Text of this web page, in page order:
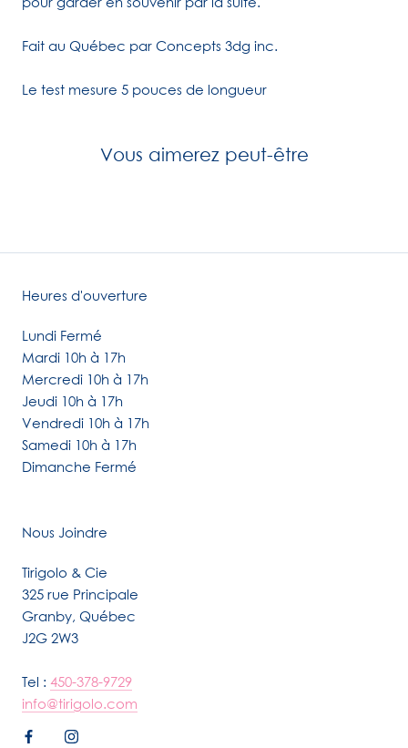
Fait au Québec par Concepts 3dg inc.
Le test mesure 5 pouces de longueur
Vous aimerez peut-être
Heures d'ouverture
Lundi Fermé
Mardi 10h à 17h
Mercredi 10h à 17h
Jeudi 10h à 17h
Vendredi 10h à 17h
Samedi 10h à 17h
Dimanche Fermé
Nous Joindre
Tirigolo & Cie
325 rue Principale
Granby, Québec
J2G 2W3
Tel : 450-378-9729
info@tirigolo.com